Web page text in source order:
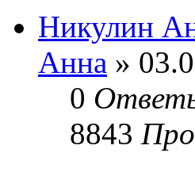
Никулин
Анна »
0
8843